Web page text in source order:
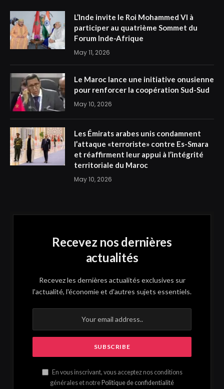
L’Inde invite le Roi Mohammed VI à
participer au quatrième Sommet du
Forum Inde-Afrique
May 11, 2026
Le Maroc lance une initiative onusienne
pour renforcer la coopération Sud-Sud
May 10, 2026
Les Émirats arabes unis condamnent
l’attaque «terroriste» contre Es-Smara
et réaffirment leur appui à l’intégrité
territoriale du Maroc
May 10, 2026
Recevez nos dernières
actualités
Recevez les dernières actualités exclusives sur
l'actualité, l'économie et d'autres sujets essentiels.
En vous inscrivant, vous acceptez nos conditions
générales et notrePolitique de confidentialité